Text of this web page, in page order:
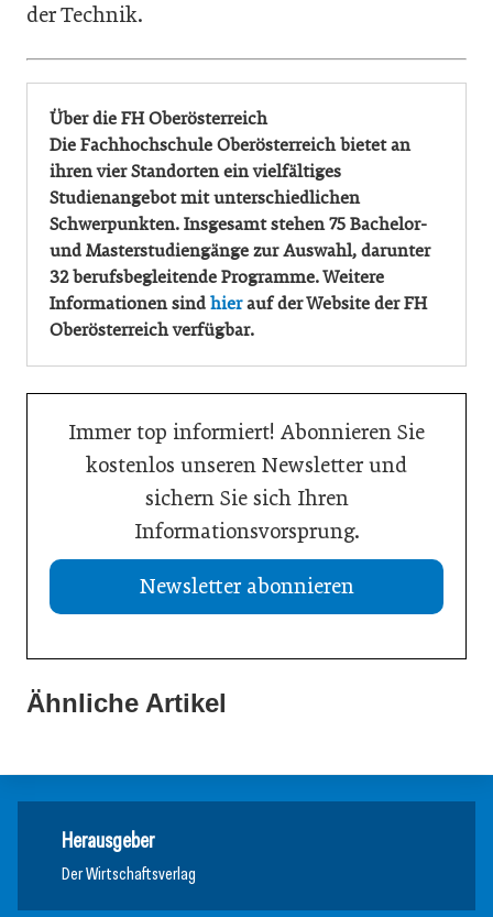
der Technik.
Über die FH Oberösterreich
Die Fachhochschule Oberösterreich bietet an
ihren vier Standorten ein vielfältiges
Studienangebot mit unterschiedlichen
Schwerpunkten. Insgesamt stehen 75 Bachelor-
und Masterstudiengänge zur Auswahl, darunter
32 berufsbegleitende Programme. Weitere
Informationen sind hierauf der Website der FH
Oberösterreich verfügbar.
Immer top informiert! Abonnieren Sie
kostenlos unseren Newsletter und
sichern Sie sich Ihren
Informationsvorsprung.
Newsletter abonnieren
Ähnliche Artikel
Herausgeber
Der Wirtschaftsverlag